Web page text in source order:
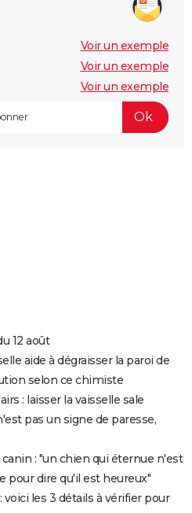
Voir un exemple
Voir un exemple
Voir un exemple
12 août
aide à dégraisser la paroi de
selon ce chimiste
: laisser la vaisselle sale
pas un signe de paresse,
: "un chien qui éternue n'est
pour dire qu'il est heureux"
les 3 détails à vérifier pour